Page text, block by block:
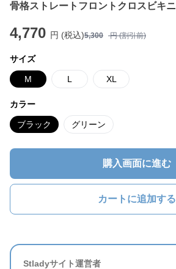
骨格ストレートフロントクロスビキニ
4,770 円 (税込)5,300 円 (割引前)
サイズ
M L XL
カラー
ブラック グリーン
購入画面に進む
カートに追加する
Stladyサイト運営者